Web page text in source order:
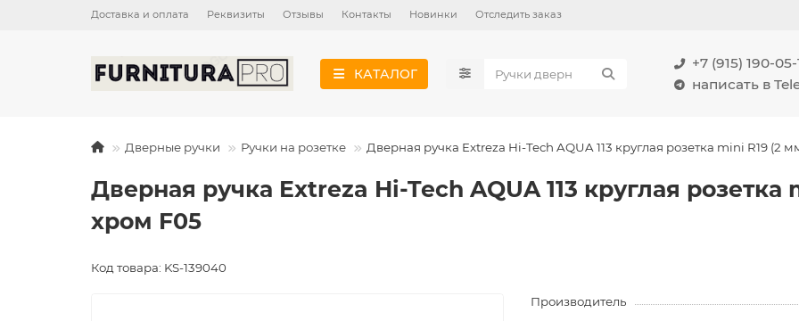
Доставка и оплата Реквизиты Отзывы Контакты Новинки Отследить заказ
КАТАЛОГ
+7 (915) 190-05-
написать в
Дверные ручки Ручки на розетке Дверная ручка Extreza Hi-Tech AQUA 113 круглая розетка mini R19 (2
Дверная ручка Extreza Hi-Tech AQUA 113 круглая
хром F05
Код товара: KS-139040
Производитель